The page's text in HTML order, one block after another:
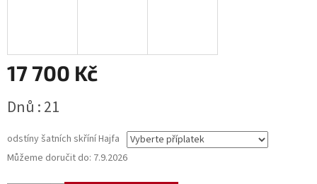
17 700 Kč
cena:
Dnů : 21
odstíny šatních skříní Hajfa
Můžeme doručit do: 7.9.2026